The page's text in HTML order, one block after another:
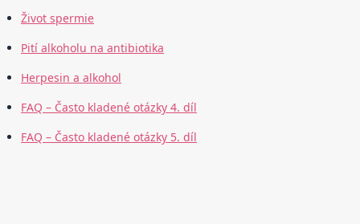
Život spermie
Pití alkoholu na antibiotika
Herpesin a alkohol
FAQ – Často kladené otázky 4. díl
FAQ – Často kladené otázky 5. díl